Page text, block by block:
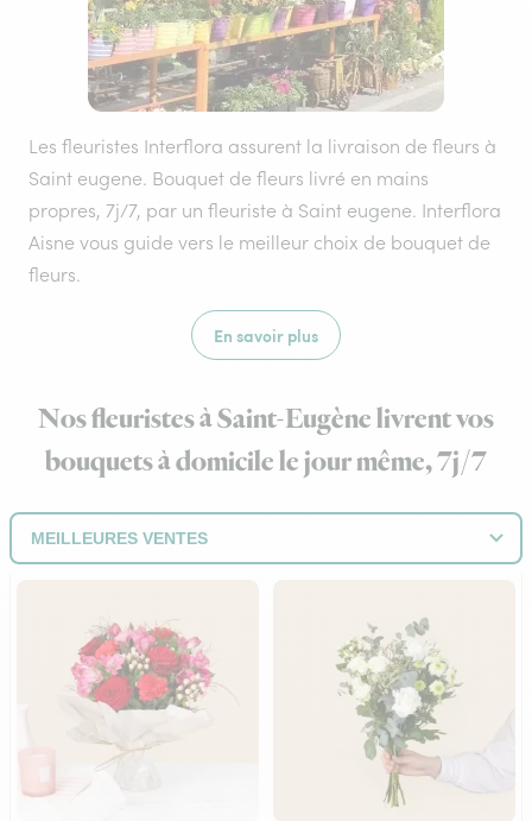
Les fleuristes Interflora assurent la livraison de fleurs à
Saint eugene. Bouquet de fleurs livré en mains
propres, 7j/7, par un fleuriste à Saint eugene. Interflora
Aisne vous guide vers le meilleur choix de bouquet de
fleurs.
En savoir plus
Nos fleuristes à Saint-Eugène livrent vos
bouquets à domicile le jour même, 7j/7